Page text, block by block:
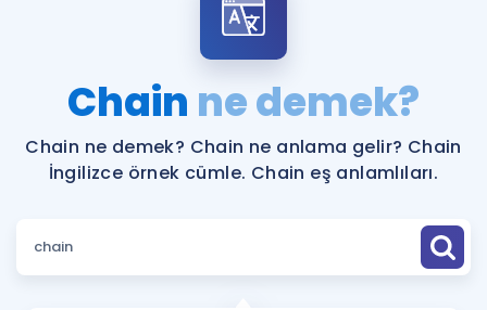
ÜYE DEĞİLİM
Remzi Hoca ile seni sınava hazırlayacak onlarca eğitim seni
bekliyor!
Faydalı Araçlar
Sözlük
Chain ne demek?
Chain ne demek? Chain ne anlama gelir? Chain
İngilizce örnek cümle. Chain eş anlamlıları.